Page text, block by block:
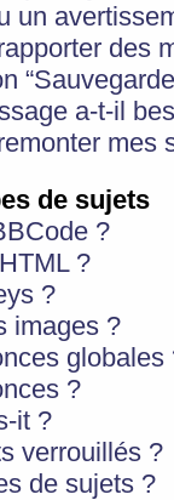
un
des
a-t-il
mes
de sujets
?
?
?
images ?
globales
?
it ?
verrouillés ?
de sujets ?